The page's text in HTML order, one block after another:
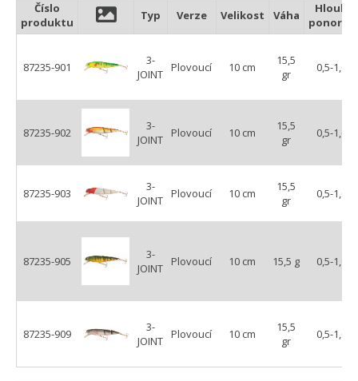
Číslo
produktu
Typ Verze Velikost Váha
87235-901
3-
JOINT Plovoucí 10 cm
15,5
gr
0,5-1,0 m
87235-902
3-
JOINT
Plovoucí 10 cm
15,5
gr
0,5-1,0 m
87235-903
3-
JOINT Plovoucí 10 cm
15,5
gr
0,5-1,0 m
87235-905
3-
JOINT
Plovoucí 10 cm 15,5 g 0,5-1,0 m
87235-909
3-
JOINT Plovoucí 10 cm
15,5
gr
0,5-1,0 m